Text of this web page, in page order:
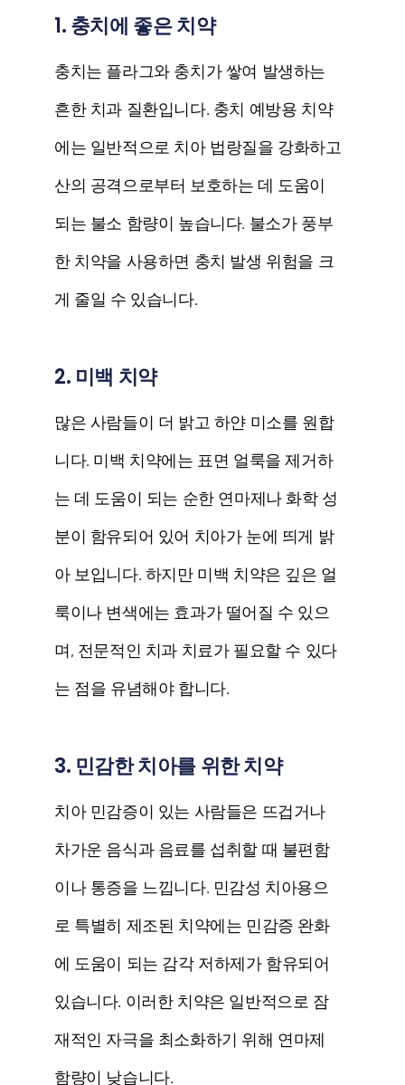
1. 충치에 좋은 치약
충치는 플라그와 충치가 쌓여 발생하는
흔한 치과 질환입니다. 충치 예방용 치약
에는 일반적으로 치아 법랑질을 강화하고
산의 공격으로부터 보호하는 데 도움이
되는 불소 함량이 높습니다. 불소가 풍부
한 치약을 사용하면 충치 발생 위험을 크
게 줄일 수 있습니다.
2. 미백 치약
많은 사람들이 더 밝고 하얀 미소를 원합
니다. 미백 치약에는 표면 얼룩을 제거하
는 데 도움이 되는 순한 연마제나 화학 성
분이 함유되어 있어 치아가 눈에 띄게 밝
아 보입니다. 하지만 미백 치약은 깊은 얼
룩이나 변색에는 효과가 떨어질 수 있으
며, 전문적인 치과 치료가 필요할 수 있다
는 점을 유념해야 합니다.
3. 민감한 치아를 위한 치약
치아 민감증이 있는 사람들은 뜨겁거나
차가운 음식과 음료를 섭취할 때 불편함
이나 통증을 느낍니다. 민감성 치아용으
로 특별히 제조된 치약에는 민감증 완화
에 도움이 되는 감각 저하제가 함유되어
있습니다. 이러한 치약은 일반적으로 잠
재적인 자극을 최소화하기 위해 연마제
함량이 낮습니다.